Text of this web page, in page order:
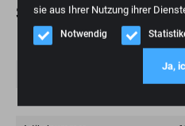
sie aus Ihrer Nutzung ihrer
Notwendig
Ja,
Spezifikationen
Gewicht 1